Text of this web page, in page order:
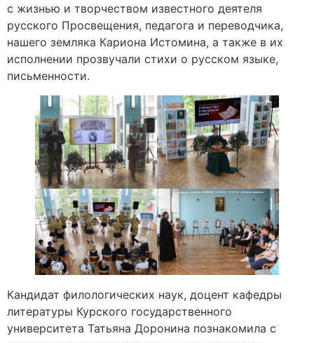
с жизнью и творчеством известного деятеля
русского Просвещения, педагога и переводчика,
нашего земляка Кариона Истомина, а также в их
исполнении прозвучали стихи о русском языке,
письменности.
Кандидат филологических наук, доцент кафедры
литературы Курского государственного
университета Татьяна Доронина познакомила с